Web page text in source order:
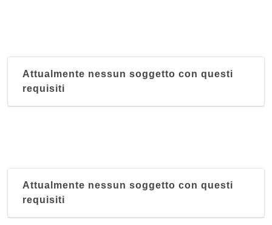
Attualmente nessun soggetto con questi
requisiti
Attualmente nessun soggetto con questi
requisiti